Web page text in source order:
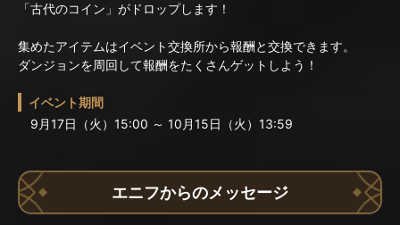
「古代のコイン」がドロップします！
集めたアイテムはイベント交換所から報酬と交換できます。
ダンジョンを周回して報酬をたくさんゲットしよう！
イベント期間
9月17日（火）15:00 ～ 10月15日（火）13:59
エニフからのメッセージ